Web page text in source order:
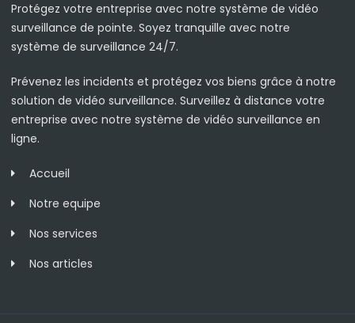
Protégez votre entreprise avec notre système de vidéo
surveillance de pointe. Soyez tranquille avec notre
système de surveillance 24/7.
Prévenez les incidents et protégez vos biens grâce à notre
solution de vidéo surveillance. Surveillez à distance votre
entreprise avec notre système de vidéo surveillance en
ligne.
Accueil
Notre equipe
Nos services
Nos articles